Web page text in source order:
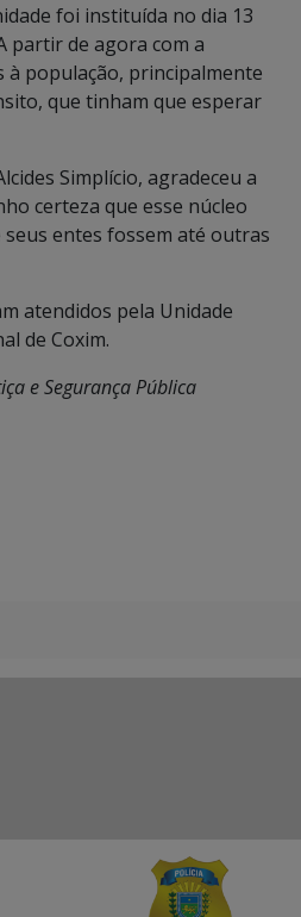
foi instituída no dia 13
partir de agora com a
à população, principalmente
que tinham que esperar
Simplício, agradeceu a
certeza que esse núcleo
entes fossem até outras
atendidos pela Unidade
de Coxim.
e Segurança Pública